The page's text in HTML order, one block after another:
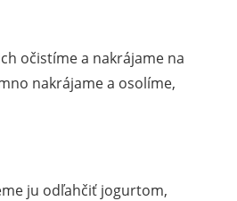
očistíme a nakrájame na
nakrájame a osolíme,
ju odľahčiť jogurtom,